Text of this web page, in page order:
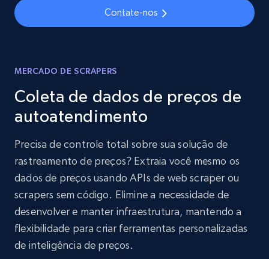
Contate-nos
MERCADO DE SCRAPERS
Coleta de dados de preços de
autoatendimento
Precisa de controle total sobre sua solução de
rastreamento de preços? Extraia você mesmo os
dados de preços usando APIs de web scraper ou
scrapers sem código. Elimine a necessidade de
desenvolver e manter infraestrutura, mantendo a
flexibilidade para criar ferramentas personalizadas
de inteligência de preços.